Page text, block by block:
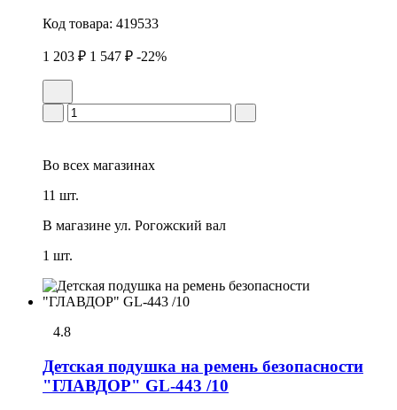
Код товара: 419533
1 203 ₽ 1 547 ₽ -22%
Во всех магазинах
11 шт.
В магазине ул. Рогожский вал
1 шт.
4.8
Детская подушка на ремень безопасности
"ГЛАВДОР" GL-443 /10